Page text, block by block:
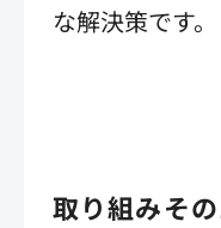
な解決策です。
取り組みそ